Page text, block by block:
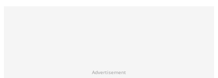
Advertisement